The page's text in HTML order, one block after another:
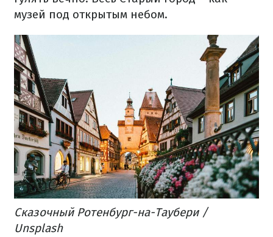
музей под открытым небом.
Сказочный Ротенбург-на-Таубери /
Unsplash